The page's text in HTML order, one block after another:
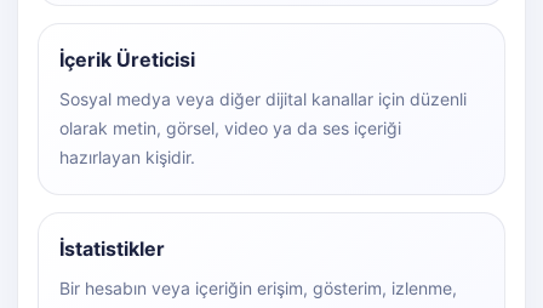
İçerik Üreticisi
Sosyal medya veya diğer dijital kanallar için düzenli
olarak metin, görsel, video ya da ses içeriği
hazırlayan kişidir.
İstatistikler
Bir hesabın veya içeriğin erişim, gösterim, izlenme,